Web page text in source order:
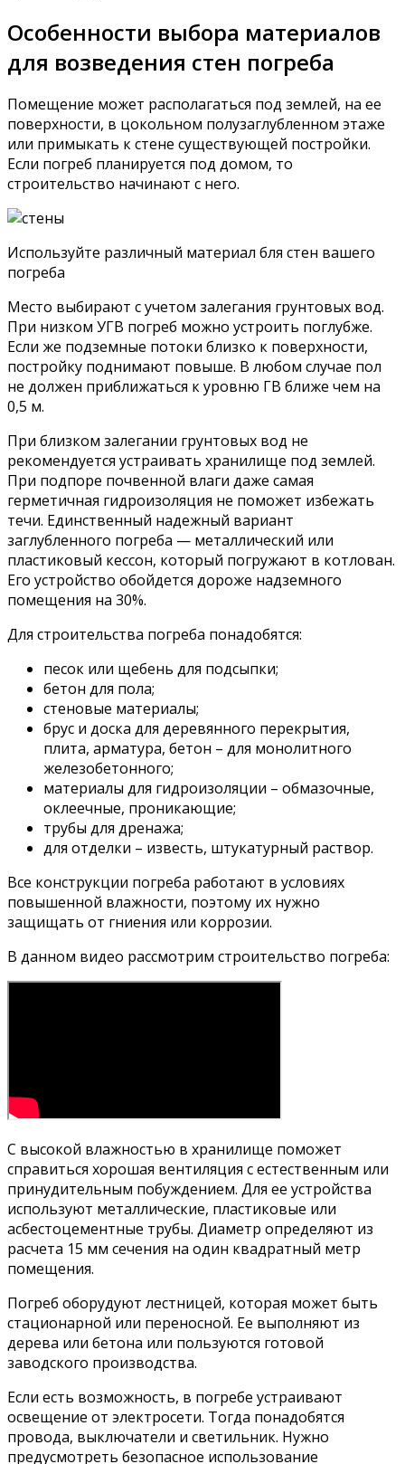
Особенности выбора материалов
для возведения стен погреба
Помещение может располагаться под землей, на ее
поверхности, в цокольном полузаглубленном этаже
или примыкать к стене существующей постройки.
Если погреб планируется под домом, то
строительство начинают с него.
Используйте различный материал бля стен вашего
погреба
Место выбирают с учетом залегания грунтовых вод.
При низком УГВ погреб можно устроить поглубже.
Если же подземные потоки близко к поверхности,
постройку поднимают повыше. В любом случае пол
не должен приближаться к уровню ГВ ближе чем на
0,5 м.
При близком залегании грунтовых вод не
рекомендуется устраивать хранилище под землей.
При подпоре почвенной влаги даже самая
герметичная гидроизоляция не поможет избежать
течи. Единственный надежный вариант
заглубленного погреба — металлический или
пластиковый кессон, который погружают в котлован.
Его устройство обойдется дороже надземного
помещения на 30%.
Для строительства погреба понадобятся:
песок или щебень для подсыпки;
бетон для пола;
стеновые материалы;
брус и доска для деревянного перекрытия,
плита, арматура, бетон – для монолитного
железобетонного;
материалы для гидроизоляции – обмазочные,
оклеечные, проникающие;
трубы для дренажа;
для отделки – известь, штукатурный раствор.
Все конструкции погреба работают в условиях
повышенной влажности, поэтому их нужно
защищать от гниения или коррозии.
В данном видео рассмотрим строительство погреба:
С высокой влажностью в хранилище поможет
справиться хорошая вентиляция с естественным или
принудительным побуждением. Для ее устройства
используют металлические, пластиковые или
асбестоцементные трубы. Диаметр определяют из
расчета 15 мм сечения на один квадратный метр
помещения.
Погреб оборудуют лестницей, которая может быть
стационарной или переносной. Ее выполняют из
дерева или бетона или пользуются готовой
заводского производства.
Если есть возможность, в погребе устраивают
освещение от электросети. Тогда понадобятся
провода, выключатели и светильник. Нужно
предусмотреть безопасное использование